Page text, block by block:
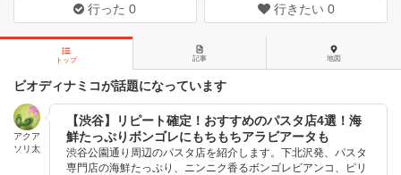
行った0 行きたい 0
トップ 記事 地図
ビオディナミコが話題になっています
アクア
ソリ太
【渋谷】リピート確定！おすすめのパスタ店4選！海
鮮たっぷりボンゴレにもちもちアラビアータも
渋谷公園通り周辺のパスタ店を紹介します。下北沢発、パスタ
専門店の海鮮たっぷり、ニンニク香るボンゴレビアンコ、ピリ